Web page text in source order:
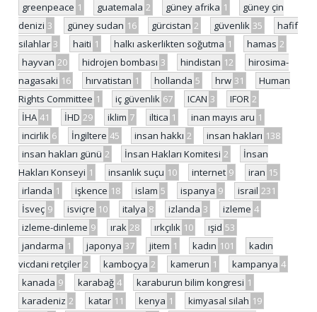
greenpeace 1 guatemala 2 güney afrika 1
güney çin
denizi 3 güney sudan 16 gürcistan 2 güvenlik 35
hafif
silahlar 3 haiti 1 halkı askerlikten soğutma 1 hamas 2
hayvan 20 hidrojen bombası 3 hindistan 12
hirosima-
nagasaki 16 hırvatistan 1 hollanda 5 hrw 31
Human
Rights Committee 1 iç güvenlik 67 ICAN 3 IFOR 2
İHA 41 İHD 29 iklim 7 iltica 1 inan mayıs aru 1
incirlik 6 İngiltere 45 insan hakkı 2 insan hakları 138
insan hakları günü 2 İnsan Hakları Komitesi 2
İnsan
Hakları Konseyi 1 insanlık suçu 10 internet 9 iran 15
irlanda 1 işkence 18 islam 5 ispanya 9 israil 231
İsveç 9 isviçre 10 italya 8 izlanda 3 izleme 4
izleme-dinleme 9 ırak 28 ırkçılık 10 ışid 53
jandarma 1 japonya 37 jitem 1 kadın 101
kadın
vicdani retçiler 2 kamboçya 2 kamerun 1 kampanya 4
kanada 9 karabağ 4 karaburun bilim kongresi 1
karadeniz 2 katar 11 kenya 1 kimyasal silah 19